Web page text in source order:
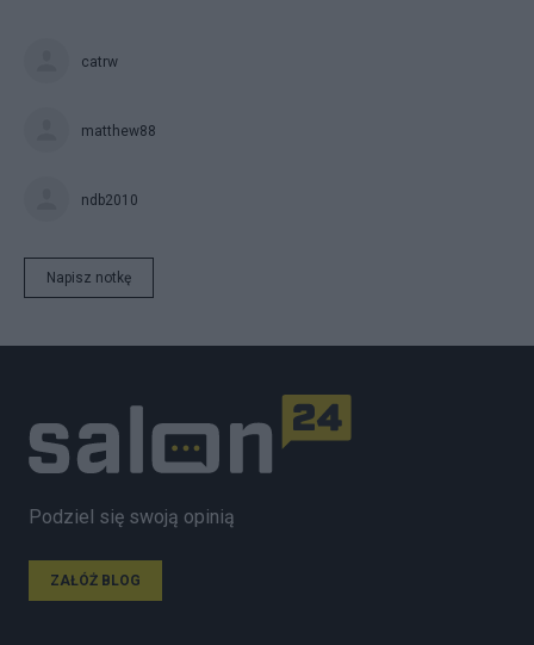
catrw
matthew88
ndb2010
Napisz notkę
Podziel się swoją opinią
ZAŁÓŻ BLOG